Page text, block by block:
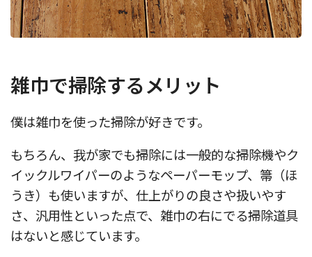
雑巾で掃除するメリット
僕は雑巾を使った掃除が好きです。
もちろん、我が家でも掃除には一般的な掃除機やク
イックルワイパーのようなペーパーモップ、箒（ほ
うき）も使いますが、仕上がりの良さや扱いやす
さ、汎用性といった点で、雑巾の右にでる掃除道具
はないと感じています。